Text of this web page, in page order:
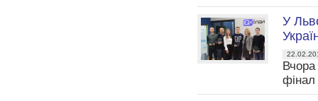
У
Вчора
фінал